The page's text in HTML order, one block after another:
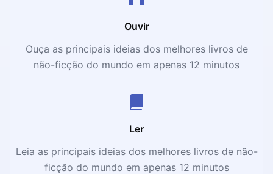
Ouvir
Ouça as principais ideias dos melhores livros de
não-ficção do mundo em apenas 12 minutos
Ler
Leia as principais ideias dos melhores livros de não-
ficção do mundo em apenas 12 minutos